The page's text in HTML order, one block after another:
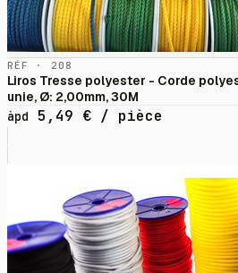
RÉF · 208
Liros Tresse polyester - Corde
unie, Ø: 2,00mm, 30M
àpd
5,49 € / pièce